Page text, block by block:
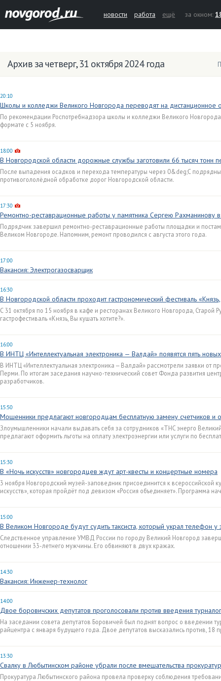
новости работа ещё за окном:
Архив за четверг, 31 октября 2024 года
20:10
Школы и колледжи Великого Новгорода переводят на дистанционное
По рекомендации Роспотребнадзора школы и колледжи Великого
формате с 5 ноября.
18:00
В Новгородской области дорожные службы заготовили 66 тысяч тонн
После выпадения осадков и перехода температуры через 0&deg;С
противогололёдной обработке дорог Новгородской области.
17:30
Ремонтно-реставрационные работы у памятника Сергею
Подрядчик завершил ремонтно-реставрационные работы площадки и
Великом Новгороде. Напомним, ремонт проводился с августа этого года.
17:00
Вакансия: Электрогазосварщик
16:30
В Новгородской области проходит гастрономический фестиваль
С 31 октября по 15 ноября в кафе и ресторанах Великого Новгорода, Старой
гастрофестиваль «Князь, Вы кушать хотите?».
16:00
В ИНТЦ «Интеллектуальная электроника — Валдай» появятся пять
В ИНТЦ «Интеллектуальная электроника — Валдай» рассмотрели заявки от
Перми. По итогам заседания научно-технический совет Фонда развития
разработчиков.
15:50
Мошенники предлагают новгородцам бесплатную замену счетчиков и
Злоумышленники начали выдавать себя за сотрудников «ТНС энерго
предлагают оформить льготы на оплату электроэнергии или услуги по
15:30
В «Ночь искусств» новгородцев ждут арт-квесты и концертные номера
3 ноября Новгородский музей-заповедник присоединится к всероссийской
искусств», которая пройдёт под девизом «Россия объединяет». Программа
15:00
В Великом Новгороде будут судить таксиста, который украл телефон у
Следственное управление УМВД России по городу Великий Новгород
отношении 33-летнего мужчины. Его обвиняют в двух кражах.
14:30
Вакансия: Инженер-технолог
14:00
Двое боровичских депутатов проголосовали против введения
На заседании совета депутатов Боровичей был поднят вопрос о введении
райцентра с января будущего года. Двое депутатов высказались против, 18
13:30
Свалку в Любытинском районе убрали после вмешательства
Прокуратура Любытинского района провела проверку соблюдения